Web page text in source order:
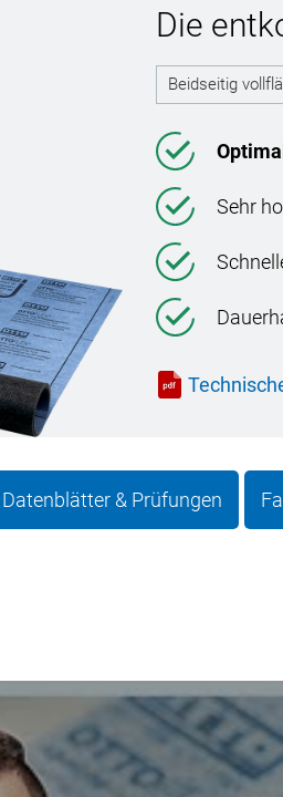
Die
Beidseitig
Sehr
Datenblätter & Prüfungen